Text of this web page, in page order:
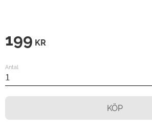
199 KR
Antal
KÖP